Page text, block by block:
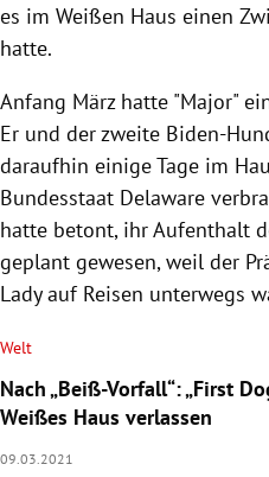
es im Weißen Haus einen
hatte.
Anfang März hatte "Major"
Er und der zweite Biden-
daraufhin einige Tage im
Bundesstaat Delaware
hatte betont, ihr Aufenthalt
geplant gewesen, weil der
Lady auf Reisen unterwegs
Welt
Nach „Beiß-Vorfall“: „First
Weißes Haus verlassen
09.03.2021